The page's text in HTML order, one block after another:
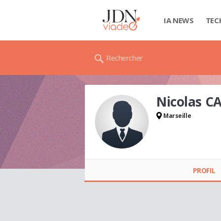
IA NEWS
Rechercher
Nicolas
Marseille
PROFIL